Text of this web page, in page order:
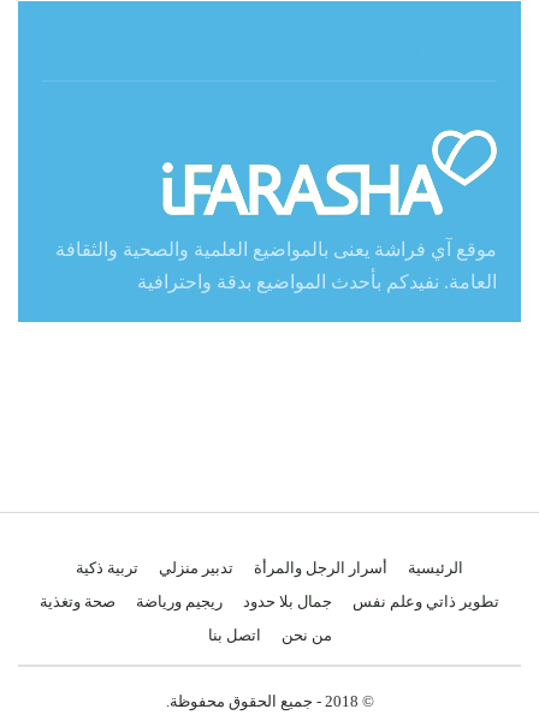
موقع آي فراشة يعنى بالمواضيع العلمية والصحية والثقافة
العامة. نفيدكم بأحدث المواضيع بدقة واحترافية
الرئيسية أسرار الرجل والمرأة تدبير منزلي
تربية ذكية
تطوير ذاتي وعلم نفس
جمال بلا حدود ريجيم ورياضة
صحة وتغذية
من نحن
اتصل بنا
© 2018 - جميع الحقوق محفوظة.